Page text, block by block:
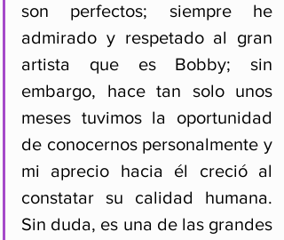
son perfectos; siempre he
admirado y respetado al gran
artista que es Bobby; sin
embargo, hace tan solo unos
meses tuvimos la oportunidad
de conocernos personalmente y
mi aprecio hacia él creció al
constatar su calidad humana.
Sin duda, es una de las grandes